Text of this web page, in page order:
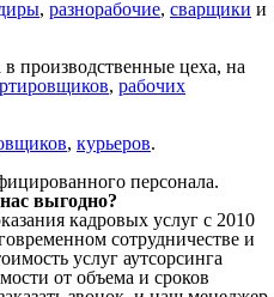
, разнорабочие, сварщики и
производственные цеха, на
, рабочих
, курьеров.
персонала.
выгодно?
кадровых услуг с 2010
сотрудничестве и
услуг аутсорсинга
от объема и сроков